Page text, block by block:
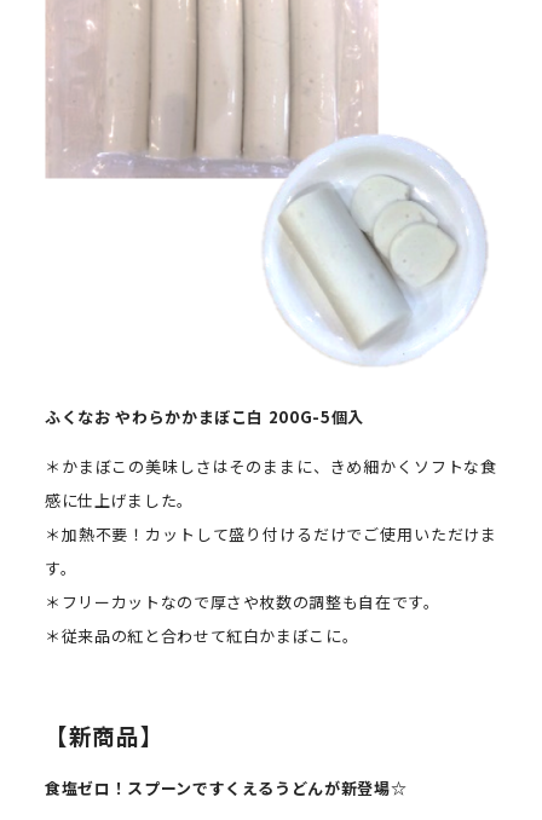
ふくなおやわらかかまぼこ白 200G-5個入
＊かまぼこの美味しさはそのままに、きめ細かくソフトな食
感に仕上げました。
＊加熱不要！カットして盛り付けるだけでご使用いただけま
す。
＊フリーカットなので厚さや枚数の調整も自在です。
＊従来品の紅と合わせて紅白かまぼこに。
【新商品】
食塩ゼロ！スプーンですくえるうどんが新登場☆